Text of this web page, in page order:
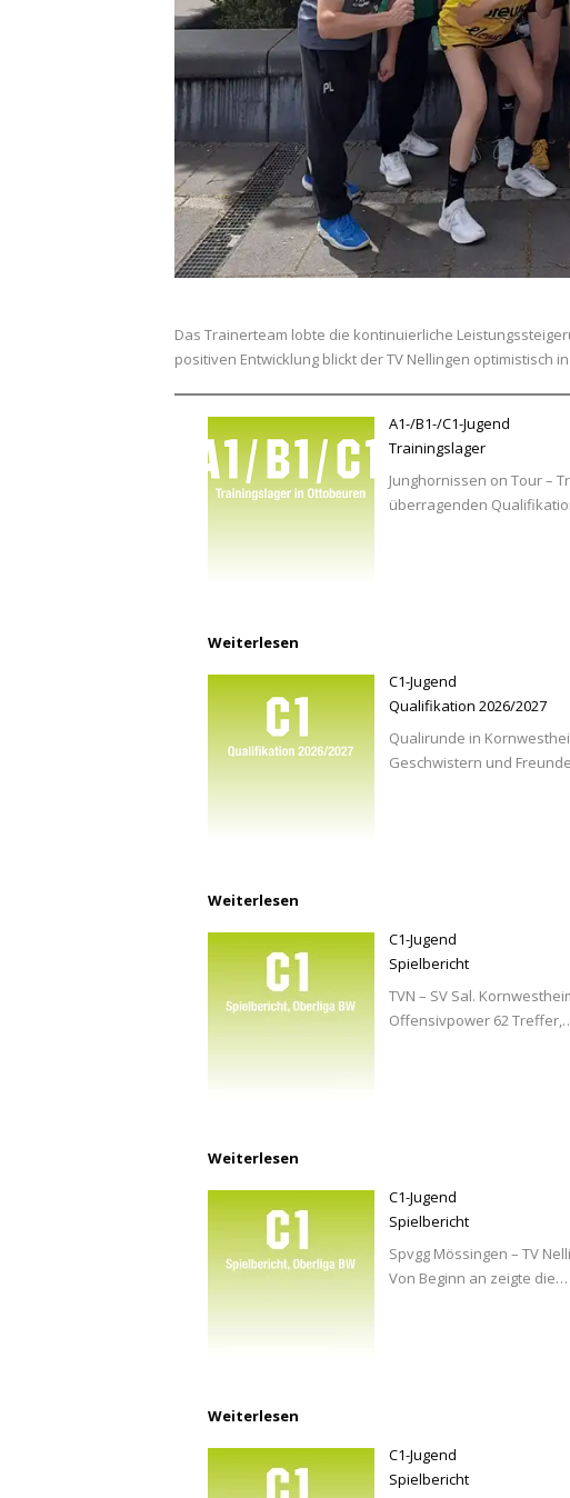
Das Trainerteam lobte die kontinuierliche
positiven Entwicklung blickt der TV Nellingen
A1-/B1-/C1-Jugend
Trainingslager
Junghornissen on Tour –
überragenden
Weiterlesen
C1-Jugend
Qualifikation 2026/2027
Qualirunde in
Geschwistern und
Weiterlesen
C1-Jugend
Spielbericht
TVN – SV Sal.
Offensivpower 62
Weiterlesen
C1-Jugend
Spielbericht
Spvgg Mössingen – TV
Von Beginn an zeigte die…
Weiterlesen
C1-Jugend
Spielbericht